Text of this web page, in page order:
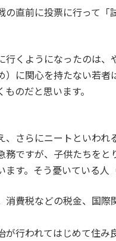
の直前に投票に行って「
行くようになったのは、
）に関心を持たない若
のだと思います。
、さらにニートといわ
務ですが、子供たちを
ます。そう憂いている人
消費税などの税金、国
が行われてはじめて住み